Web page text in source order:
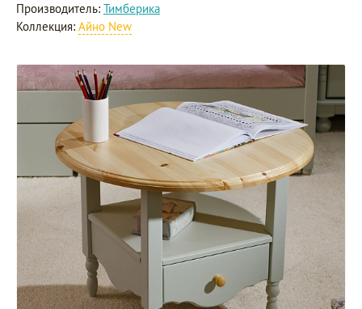
Производитель: Тимберика
Коллекция: Айно New